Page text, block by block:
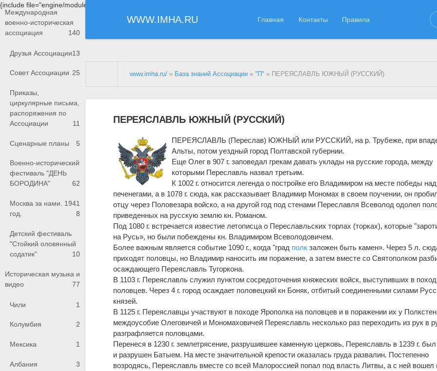
{include file="engine/modules/saperu/head.php"}
WWW.IMHA.RU Главная Контакты Правила
Международная
военно-историческая
ассоциация
140
Друзья Ассоциации13
Совет Ассоциации 25
Приказы,
циркулярные письма,
распоряжения по
Ассоциации
11
Сценарные планы 5
Военно-исторический
фестиваль "ДЕНЬ
БОРОДИНА"
62
Москва за нами. 1941
год.
8
Детский фестиваль
"Стойкий оловянный
содатик"
10
Историческая музыка и
видео
77
Чили 1
Колумбия 2
Мексика 1
Албания 3
www.imha.ru/ » База знаний Ассоциации »"П" » ПЕРЕЯСЛАВЛЬ ЮЖНЫЙ (РУССКИЙ)
ПЕРЕЯСЛАВЛЬ ЮЖНЫЙ (РУССКИЙ)
ПЕРЕЯСЛАВЛЬ (Переслав) ЮЖНЫЙ или РУССКИЙ, на р. Трубеже, при
Альты, потом уездный город Полтавской губернии.
Еще Олег в 907 г. заповедал грекам давать уклады на русские города, между
которыми Переславль назвал третьим.
К 1002 г. относится легенда о постройке его Владимиром на месте победы над
печенегами, а в 1078 г. сюда, как рассказывает Владимир Мономах в своем поучении, он
отцу через Половезара войско, а на другой год под стенами Переславля Всеволод одолел
приведенных на русскую землю кн. Романом.
Под 1080 г. встречается известие летописца о Переславльских торлах (торках), которые
на Русь», но были побеждены кн. Владимиром Всеволодовичем.
Более важным является событие 1090 г., когда "град полк заложен быть камен». Через 5 л.
приходят половцы, но Владимир наносить им поражение, а затем вместе со Святополком
осаждающего Переяславль Тугоркона.
В 1103 г. Переяславль служил пунктом сосредоточения княжеских войск, выступивших в
половцев. Через 4 г. город осаждает половецкий кн Боняк, отбитый соединенными силами
князей.
В 1125 г. Переяславцы участвуют в походе Ярополка на половцев и в поражении их у
междоусобие Олеговичей и Мономаховичей Переяславль несколько раз переходить из рук в
разграфляется половцами.
Перенеся в 1230 г. землетрясение, разрушившее каменную церковь, Переяславль в 1239 г. был
и разрушен Батыем. На месте значительной крепости оказалась груда развалин. Постепенно
возродясь, Переяславль вместе со всей Малороссией попал под власть Литвы, а с ней вошел